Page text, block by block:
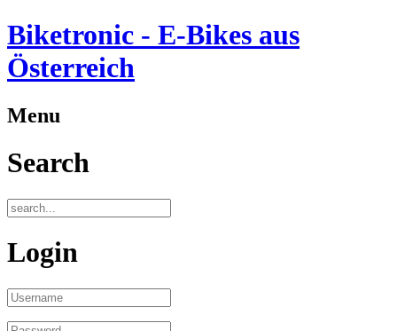
Biketronic - E-Bikes aus
Österreich
Menu
Search
Login